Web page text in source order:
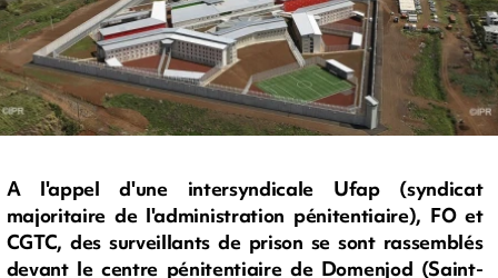
A l'appel d'une intersyndicale Ufap (syndicat
majoritaire de l'administration pénitentiaire), FO et
CGTC, des surveillants de prison se sont rassemblés
devant le centre pénitentiaire de Domenjod (Saint-